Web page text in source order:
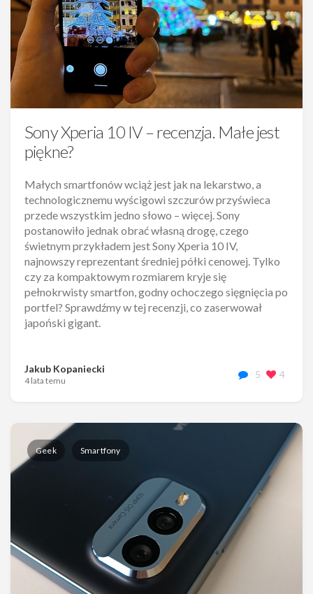
Sony Xperia 10 IV – recenzja. Małe jest
piękne?
Małych smartfonów wciąż jest jak na lekarstwo, a
technologicznemu wyścigowi szczurów przyświeca
przede wszystkim jedno słowo – więcej. Sony
postanowiło jednak obrać własną drogę, czego
świetnym przykładem jest Sony Xperia 10 IV,
najnowszy reprezentant średniej półki cenowej. Tylko
czy za kompaktowym rozmiarem kryje się
pełnokrwisty smartfon, godny ochoczego sięgnięcia po
portfel? Sprawdźmy w tej recenzji, co zaserwował
japoński gigant.
Jakub Kopaniecki
4 lata temu
5 4
Geek Smartfony